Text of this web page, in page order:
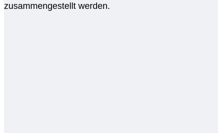
zusammengestellt werden.